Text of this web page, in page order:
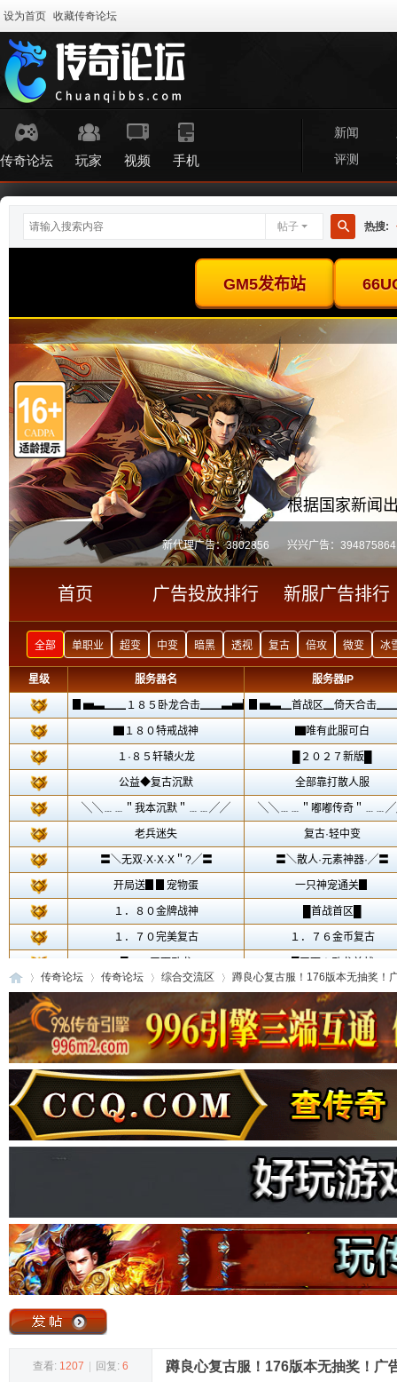
设为首页 收藏传奇论坛
传奇论坛 玩家 视频 手机
新闻
评测
帖子
搜
热搜:
传
奇
»
传奇论坛
›
传奇论坛 综合交流区
›
蹲良心复古服！176版本无抽奖！
查看: 1207 回复: 6 蹲良心复古服！176版本无抽奖！广